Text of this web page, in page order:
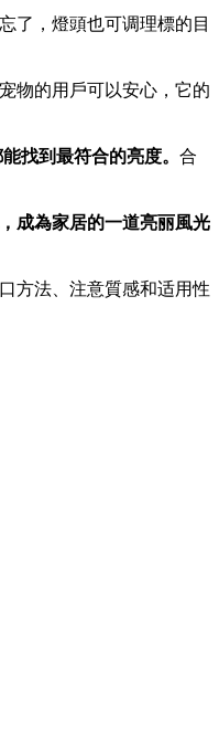
了，燈頭也可调理標的目
物的用戶可以安心，它的
找到最符合的亮度。 合
成為家居的一道亮丽風光
方法、注意質感和适用性